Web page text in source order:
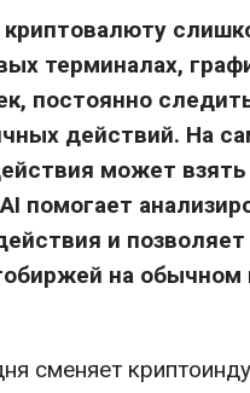
терминалах,
постоянно
действий. На
может взять
помогает
и позволяет
на обычном
сменяет